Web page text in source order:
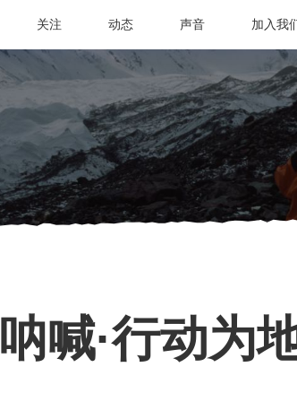
关注 动态 声音 加入我
呐喊·行动为